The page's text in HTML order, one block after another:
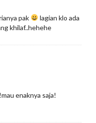
pak
lagian klo ada
khilaf..hehehe
enaknya saja!